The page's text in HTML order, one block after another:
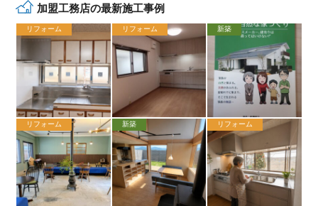
加盟工務店の最新施工事例
リフォーム リフォーム 新築
リフォーム 新築 リフォーム